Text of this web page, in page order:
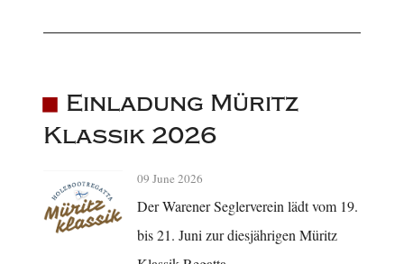
Einladung Müritz
Klassik 2026
09 June 2026
Der Warener Seglerverein lädt vom 19.
bis 21. Juni zur diesjährigen Müritz